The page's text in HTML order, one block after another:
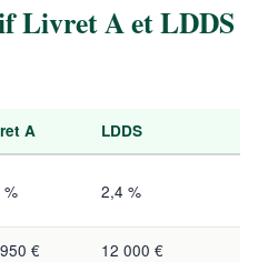
Livret A et LDDS
A LDDS
% 2,4 %
€ 12 000 €